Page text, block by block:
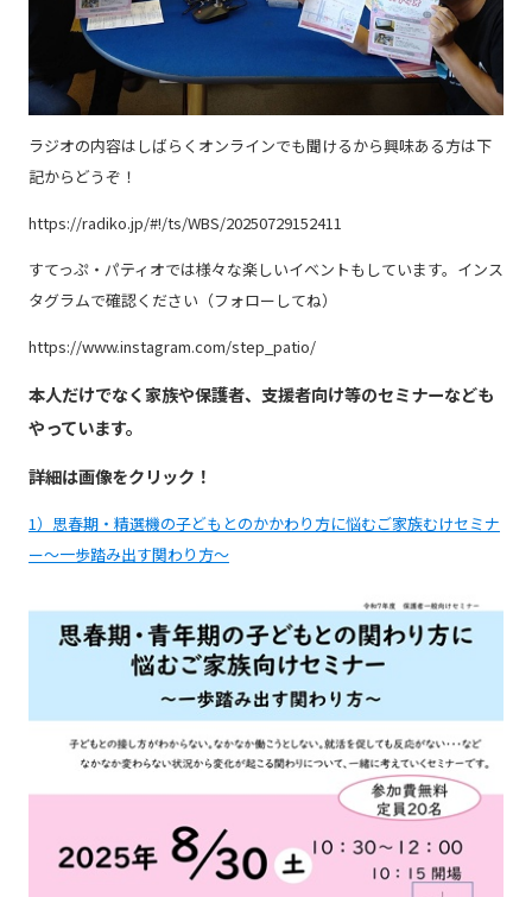
ラジオの内容はしばらくオンラインでも聞けるから興味ある方は下
記からどうぞ！
https://radiko.jp/#!/ts/WBS/20250729152411
すてっぷ・パティオでは様々な楽しいイベントもしています。インス
タグラムで確認ください（フォローしてね）
https://www.instagram.com/step_patio/
本人だけでなく家族や保護者、支援者向け等のセミナーなども
やっています。
詳細は画像をクリック！
1）思春期・精選機の子どもとのかかわり方に悩むご家族むけセミナ
ー～一歩踏み出す関わり方～